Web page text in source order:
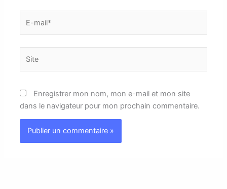
mail*
Enregistrer mon nom, mon e-mail et mon site
dans le navigateur pour mon prochain commentaire.